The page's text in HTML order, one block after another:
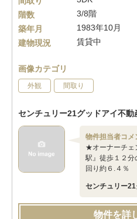
階数
3/8階
築年月
1983年10月
建物現況
賃貸中
画像カテゴリ
外観 間取り
センチュリー21グッドアイ不動
物件担当者コメ
★オーナーチェ
駅』徒歩１２
回り約６.４％
センチュリー
物件を詳